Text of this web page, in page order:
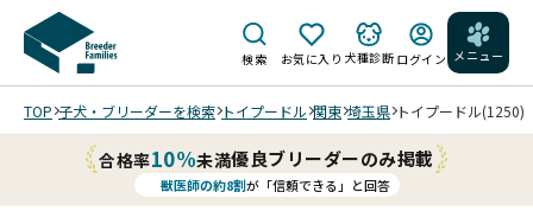
検索 お気に入り 犬種診断 ログイン メニュー
TOP 子犬・ブリーダーを検索 トイプードル 関東 埼玉県 トイプードル(1250)
合格率10%未満優良ブリーダーのみ掲載
獣医師の約8割が「信頼できる」と回答